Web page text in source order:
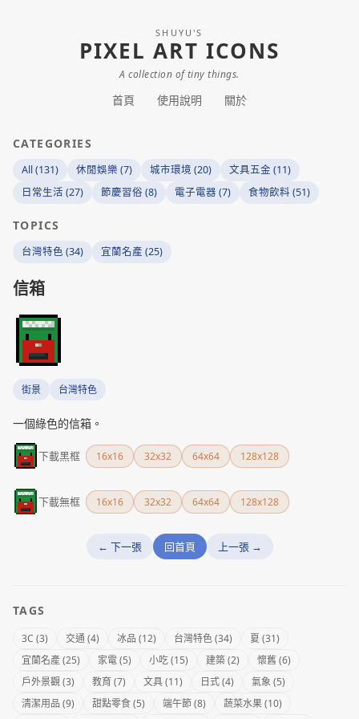
SHUYU'S
PIXEL ART ICONS
A collection of tiny things.
首頁 使用說明 關於
CATEGORIES
All (131) 休閒娛樂 (7) 城市環境 (20)
文具五金 (11)
日常生活 (27)
節慶習俗 (8) 電子電器 (7) 食物飲料 (51)
TOPICS
台灣特色 (34) 宜蘭名產 (25)
信箱
街景 台灣特色
一個綠色的信箱。
下載黑框 16x16 32x32 64x64 128x128
下載無框 16x16 32x32 64x64 128x128
← 下一張 回首頁 上一張 →
TAGS
3C (3) 交通 (4) 冰品 (12) 台灣特色 (34)
夏 (31)
宜蘭名產 (25)
家電 (5) 小吃 (15) 建築 (2)
懷舊 (6)
戶外景觀 (3)
教育 (7) 文具 (11) 日式 (4)
氣象 (5)
清潔用品 (9)
甜點零食 (5) 端午節 (8)
蔬菜水果 (10)